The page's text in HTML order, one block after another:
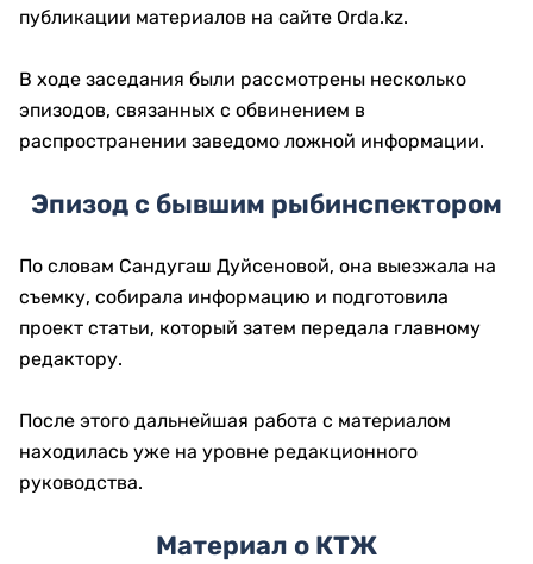
публикации материалов на сайте Orda.kz.
В ходе заседания были рассмотрены несколько
эпизодов, связанных с обвинением в
распространении заведомо ложной информации.
Эпизод с бывшим рыбинспектором
По словам Сандугаш Дуйсеновой, она выезжала на
съемку, собирала информацию и подготовила
проект статьи, который затем передала главному
редактору.
После этого дальнейшая работа с материалом
находилась уже на уровне редакционного
руководства.
Материал о КТЖ